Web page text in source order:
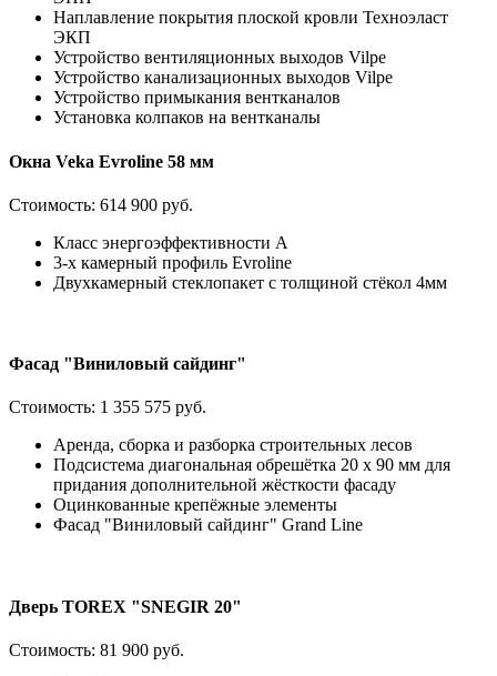
Наплавление покрытия плоской кровли Техноэласт
ЭКП
Устройство вентиляционных выходов Vilpe
Устройство канализационных выходов Vilpe
Устройство примыкания вентканалов
Установка колпаков на вентканалы
Окна Veka Evroline 58 мм
Стоимость: 614 900 руб.
Класс энергоэффективности А
3-х камерный профиль Evroline
Двухкамерный стеклопакет с толщиной стёкол 4мм
Фасад "Виниловый сайдинг"
Стоимость: 1 355 575 руб.
Аренда, сборка и разборка строительных лесов
Подсистема диагональная обрешётка 20 х 90 мм для
придания дополнительной жёсткости фасаду
Оцинкованные крепёжные элементы
Фасад "Виниловый сайдинг" Grand Line
Дверь TOREX "SNEGIR 20"
Стоимость: 81 900 руб.